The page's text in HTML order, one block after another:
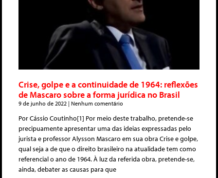
Crise, golpe e a continuidade de 1964: reflexões
de Mascaro sobre a forma jurídica no Brasil
9 de junho de 2022 Nenhum comentário
Por Cássio Coutinho[1] Por meio deste trabalho, pretende-se
precipuamente apresentar uma das ideias expressadas pelo
jurista e professor Alysson Mascaro em sua obra Crise e golpe,
qual seja a de que o direito brasileiro na atualidade tem como
referencial o ano de 1964. À luz da referida obra, pretende-se,
ainda, debater as causas para que